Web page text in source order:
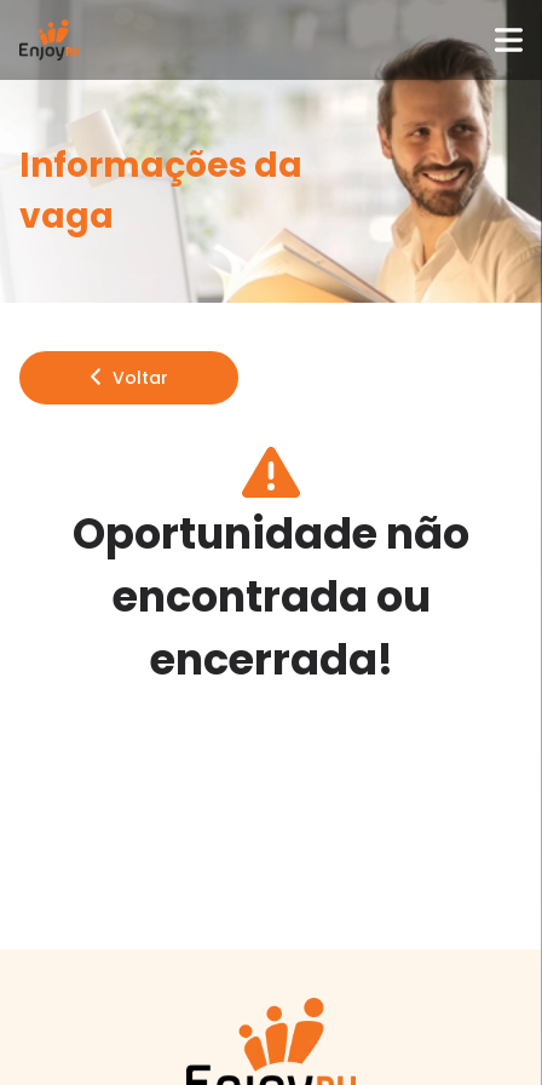
Informações da
vaga
Voltar
Oportunidade não
encontrada ou
encerrada!